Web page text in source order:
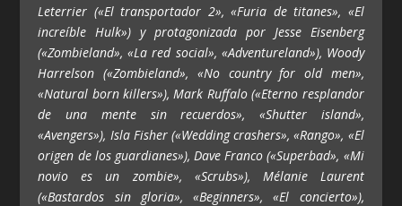
Leterrier («El transportador 2», «Furia de titanes», «El
increíble Hulk») y protagonizada por Jesse Eisenberg
(«Zombieland», «La red social», «Adventureland»), Woody
Harrelson («Zombieland», «No country for old men»,
«Natural born killers»), Mark Ruffalo («Eterno resplandor
de una mente sin recuerdos», «Shutter island»,
«Avengers»), Isla Fisher («Wedding crashers», «Rango», «El
origen de los guardianes»), Dave Franco («Superbad», «Mi
novio es un zombie», «Scrubs»), Mélanie Laurent
(«Bastardos sin gloria», «Beginners», «El concierto»),